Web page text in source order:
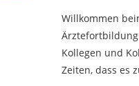
Willkommen
Kollegen und
Zeiten, dass es